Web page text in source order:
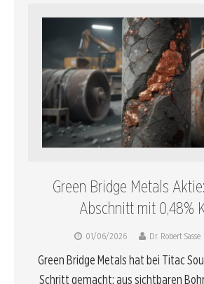
Green Bridge Metals
Abschnitt mit 0,48%
01/06/2026 Dr. Robert Sasse
Green Bridge Metals hat bei Titac
Schritt gemacht: aus sichtbaren